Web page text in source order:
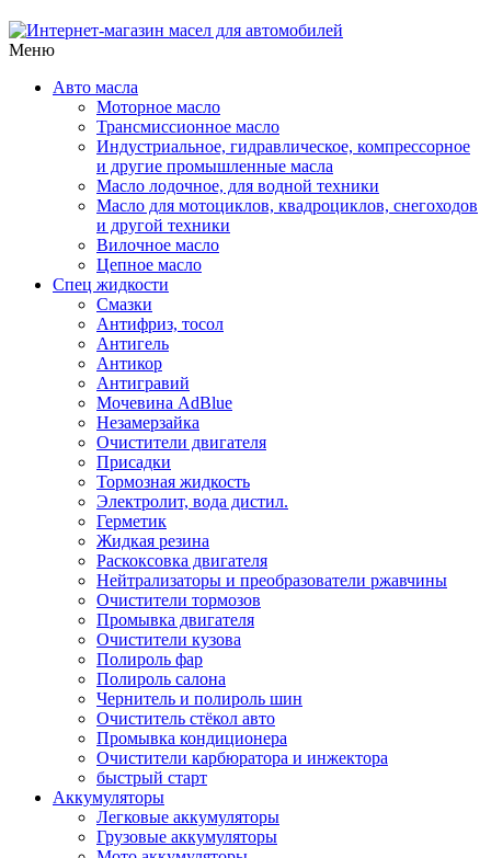
Меню
Авто масла
Моторное масло
Трансмиссионное масло
Индустриальное, гидравлическое, компрессорное
и другие промышленные масла
Масло лодочное, для водной техники
Масло для мотоциклов, квадроциклов, снегоходов
и другой техники
Вилочное масло
Цепное масло
Спец жидкости
Смазки
Антифриз, тосол
Антигель
Антикор
Антигравий
Мочевина AdBlue
Незамерзайка
Очистители двигателя
Присадки
Тормозная жидкость
Электролит, вода дистил.
Герметик
Жидкая резина
Раскоксовка двигателя
Нейтрализаторы и преобразователи ржавчины
Очистители тормозов
Промывка двигателя
Очистители кузова
Полироль фар
Полироль салона
Чернитель и полироль шин
Очиститель стёкол авто
Промывка кондиционера
Очистители карбюратора и инжектора
быстрый старт
Аккумуляторы
Легковые аккумуляторы
Грузовые аккумуляторы